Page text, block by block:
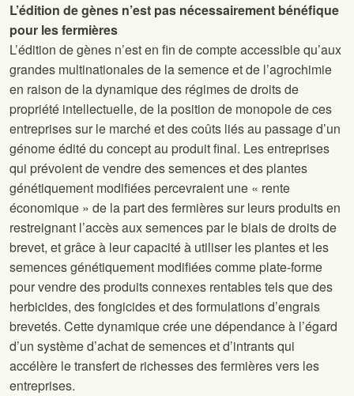
L’édition de gènes n’est pas nécessairement bénéfique
pour les fermières
L’édition de gènes n’est en fin de compte accessible qu’aux
grandes multinationales de la semence et de l’agrochimie
en raison de la dynamique des régimes de droits de
propriété intellectuelle, de la position de monopole de ces
entreprises sur le marché et des coûts liés au passage d’un
génome édité du concept au produit final. Les entreprises
qui prévoient de vendre des semences et des plantes
génétiquement modifiées percevraient une « rente
économique » de la part des fermières sur leurs produits en
restreignant l’accès aux semences par le biais de droits de
brevet, et grâce à leur capacité à utiliser les plantes et les
semences génétiquement modifiées comme plate-forme
pour vendre des produits connexes rentables tels que des
herbicides, des fongicides et des formulations d’engrais
brevetés. Cette dynamique crée une dépendance à l’égard
d’un système d’achat de semences et d’intrants qui
accélère le transfert de richesses des fermières vers les
entreprises.